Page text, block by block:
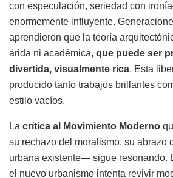
con especulación, seriedad con
enormemente influyente.
aprendieron que la teoría
árida ni académica, que puede ser
divertida, visualmente rica. Esta
producido tanto trabajos brillantes
estilo vacíos.
La crítica al Movimiento Moderno
su rechazo del moralismo, su abrazo
urbana existente— sigue resonando.
el nuevo urbanismo intenta revivir